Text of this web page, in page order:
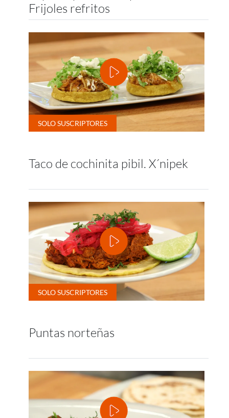
Frijoles refritos
Taco de cochinita pibil. X´nipek
Puntas norteñas